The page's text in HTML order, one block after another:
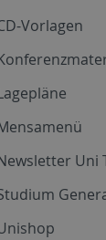
Vorlagen
Uni